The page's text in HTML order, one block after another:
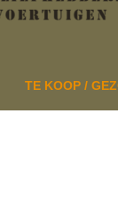
TE KOOP /